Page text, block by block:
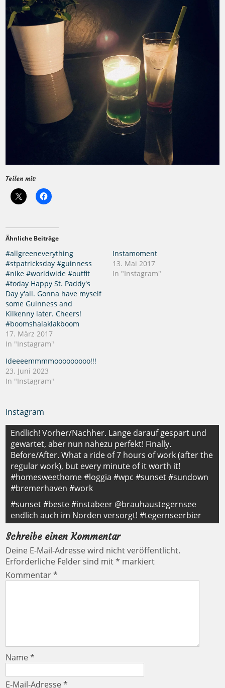
Teilen mit:
Ähnliche Beiträge
#allgreeneverything
#stpatricksday #guinness
#nike #worldwide #outfit
#today Happy St. Paddy's
Day y'all. Gonna have myself
some Guinness and
Kilkenny later. Cheers!
#boomshalaklakboom
17. März 2017
In "Instagram"
Instamoment
13. Mai 2017
In "Instagram"
Ideeeemmmmooooooooo!!!
23. Juni 2023
In "Instagram"
Instagram
Beitragsnavigation
Endlich! Vorher/Nachher. Lange darauf gespart und
gewartet, aber nun nahezu perfekt! Finally.
Before/After. What a ride of 7 hours of work (after the
regular work), but every minute of it worth it!
#homesweethome #loggia #wpc #sunset #sundown
#bremerhaven #work
#sunset #beste #instabeer @brauhaustegernsee
endlich auch im Norden versorgt! #tegernseerbier
Schreibe einen Kommentar
Deine E-Mail-Adresse wird nicht veröffentlicht.
Erforderliche Felder sind mit* markiert
Kommentar*
Name*
E-Mail-Adresse*